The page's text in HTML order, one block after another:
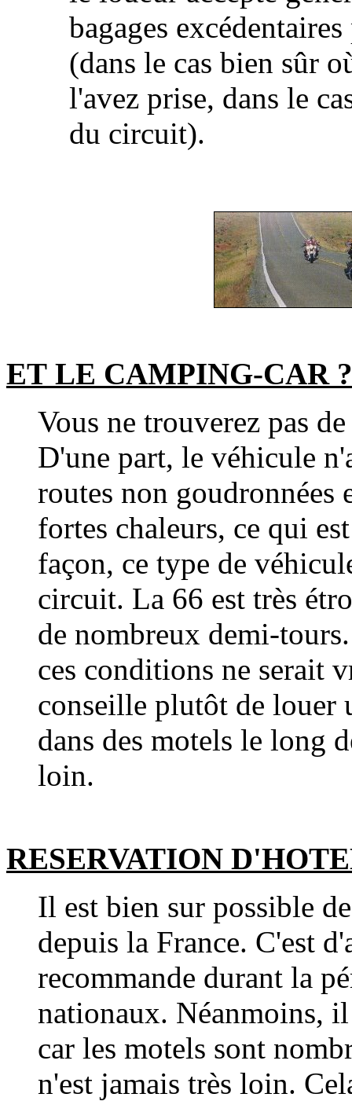
bagages
(dans le cas bien sûr
l'avez prise, dans le
du circuit).
ET LE CAMPING-CAR ?
Vous ne trouverez pas
D'une part, le véhicule
routes non goudronnées
fortes chaleurs, ce qui
façon, ce type de
circuit. La 66 est très
de nombreux demi-
ces conditions ne serait
conseille plutôt de louer
dans des motels le long
loin.
RESERVATION
Il est bien sur possible
depuis la France. C'est
recommande durant la
nationaux. Néanmoins,
car les motels sont
n'est jamais très loin.